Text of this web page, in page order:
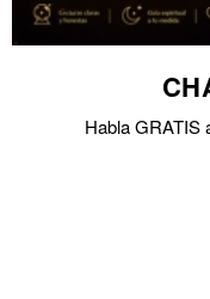
Habla GRATIS